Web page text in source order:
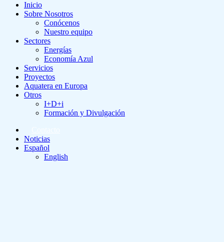
Inicio
Sobre Nosotros
Conócenos
Nuestro equipo
Sectores
Energías
Economía Azul
Servicios
Proyectos
Aquatera en Europa
Otros
I+D+i
Formación y Divulgación
Noticias
Español
English